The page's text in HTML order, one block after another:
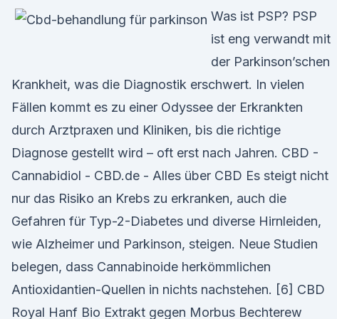
Was ist PSP? PSP
ist eng verwandt mit
der Parkinson’schen
Krankheit, was die Diagnostik erschwert. In vielen
Fällen kommt es zu einer Odyssee der Erkrankten
durch Arztpraxen und Kliniken, bis die richtige
Diagnose gestellt wird – oft erst nach Jahren. CBD -
Cannabidiol - CBD.de - Alles über CBD Es steigt nicht
nur das Risiko an Krebs zu erkranken, auch die
Gefahren für Typ-2-Diabetes und diverse Hirnleiden,
wie Alzheimer und Parkinson, steigen. Neue Studien
belegen, dass Cannabinoide herkömmlichen
Antioxidantien-Quellen in nichts nachstehen. [6] CBD
Royal Hanf Bio Extrakt gegen Morbus Bechterew